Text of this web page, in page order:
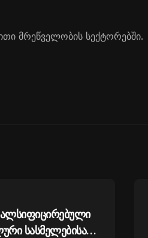
მრეწველობის სექტორებში.
სასმელებისა